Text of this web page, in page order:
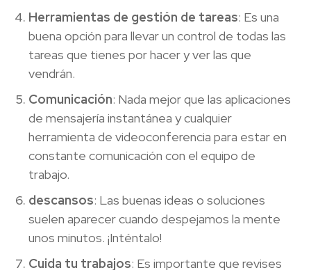
Herramientas de gestión de tareas: Es una
buena opción para llevar un control de todas las
tareas que tienes por hacer y ver las que
vendrán.
Comunicación: Nada mejor que las aplicaciones
de mensajería instantánea y cualquier
herramienta de videoconferencia para estar en
constante comunicación con el equipo de
trabajo.
descansos: Las buenas ideas o soluciones
suelen aparecer cuando despejamos la mente
unos minutos. ¡Inténtalo!
Cuida tu trabajos: Es importante que revises